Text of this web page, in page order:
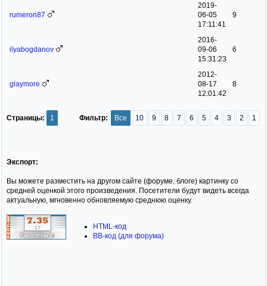
rumeron87
2019-
06-05
17:11:41
9
ilyabogdanov
2016-
09-06
15:31:23
6
glaymore
2012-
08-17
12:01:42
8
Все 10 9 8 7 6 5 4 3 2 1
Фильтр:
Страницы: 1
Экспорт:
Вы можете разместить на другом сайте (форуме, блоге) картинку со
средней оценкой этого произведения. Посетители будут видеть всегда
актуальную, мгновенно обновляемую среднюю оценку.
HTML-код
BB-код (для форума)